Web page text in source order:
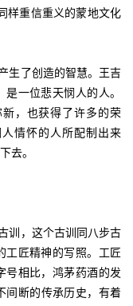
样重信重义的蒙地文化
了创造的智慧。王吉
一位悲天悯人的人。
，也获得了许多的荣
情怀的人所配制出来
去。
，这个古训同八步古
工匠精神的写照。工匠
号相比，鸿茅药酒的发
间断的传承历史，有着